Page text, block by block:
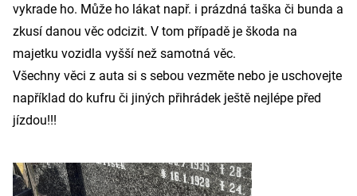
vykrade ho. Může ho lákat např. i prázdná taška či bunda a
zkusí danou věc odcizit. V tom případě je škoda na
majetku vozidla vyšší než samotná věc.
Všechny věci z auta si s sebou vezměte nebo je uschovejte
například do kufru či jiných přihrádek ještě nejlépe před
jízdou!!!